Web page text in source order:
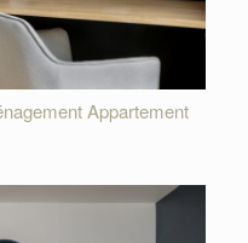
Appartement